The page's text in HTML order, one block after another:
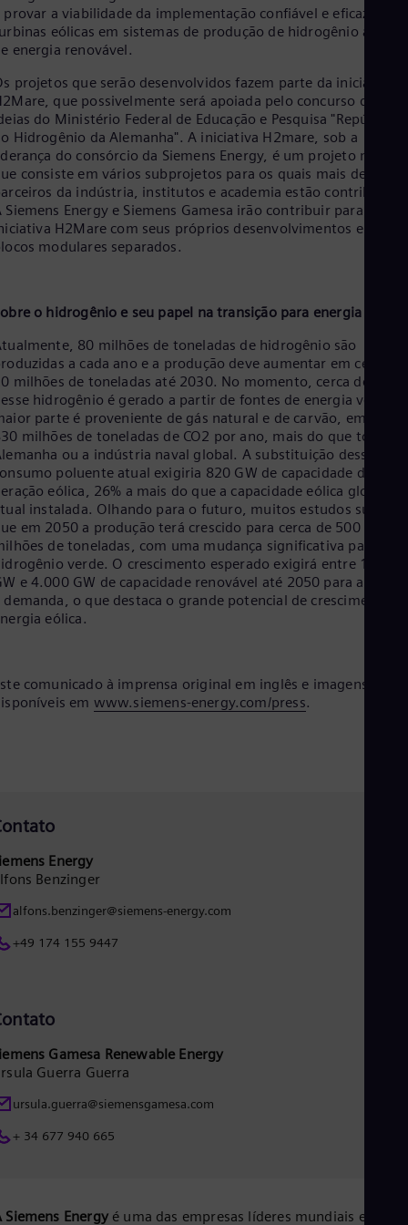
provar a viabilidade da implementação confiável e eficaz de
eólicas em sistemas de produção de hidrogênio a
energia renovável.
projetos que serão desenvolvidos fazem parte da iniciativa
que possivelmente será apoiada pelo concurso de
do Ministério Federal de Educação e Pesquisa "República
Hidrogênio da Alemanha". A iniciativa H2mare, sob a
do consórcio da Siemens Energy, é um projeto
consiste em vários subprojetos para os quais mais de 30
da indústria, institutos e academia estão
Siemens Energy e Siemens Gamesa irão contribuir para a
H2Mare com seus próprios desenvolvimentos em
modulares separados.
o hidrogênio e seu papel na transição para energia verde
80 milhões de toneladas de hidrogênio são
a cada ano e a produção deve aumentar em cerca de
milhões de toneladas até 2030. No momento, cerca de 1%
hidrogênio é gerado a partir de fontes de energia verde.
parte é proveniente de gás natural e de carvão, emitindo
milhões de toneladas de CO2 por ano, mais do que toda a
ou a indústria naval global. A substituição desse
poluente atual exigiria 820 GW de capacidade de
eólica, 26% a mais do que a capacidade eólica global
instalada. Olhando para o futuro, muitos estudos
em 2050 a produção terá crescido para cerca de 500
de toneladas, com uma mudança significativa para o
verde. O crescimento esperado exigirá entre 1.000
e 4.000 GW de capacidade renovável até 2050 para atender
demanda, o que destaca o grande potencial de crescimento
eólica.
comunicado à imprensa original em inglês e imagens estão
em www.siemens‑energy.com/press.
Energy
Benzinger
alfons.benzinger@siemens-energy.com
+49 174 155 9447
Gamesa Renewable Energy
Guerra Guerra
ursula.guerra@siemensgamesa.com
+ 34 677 940 665
Siemens Energyé uma das empresas líderes mundiais em